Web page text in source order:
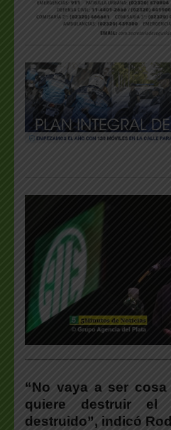
“No vaya a ser
quiere destruir el
destruido”, indicó